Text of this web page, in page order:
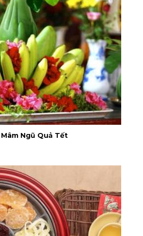
Mâm Ngũ Quả Tết